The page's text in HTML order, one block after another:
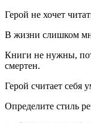
Герой не хочет
В жизни слишком
Книги не нужны,
смертен.
Герой считает себя
Определите стиль